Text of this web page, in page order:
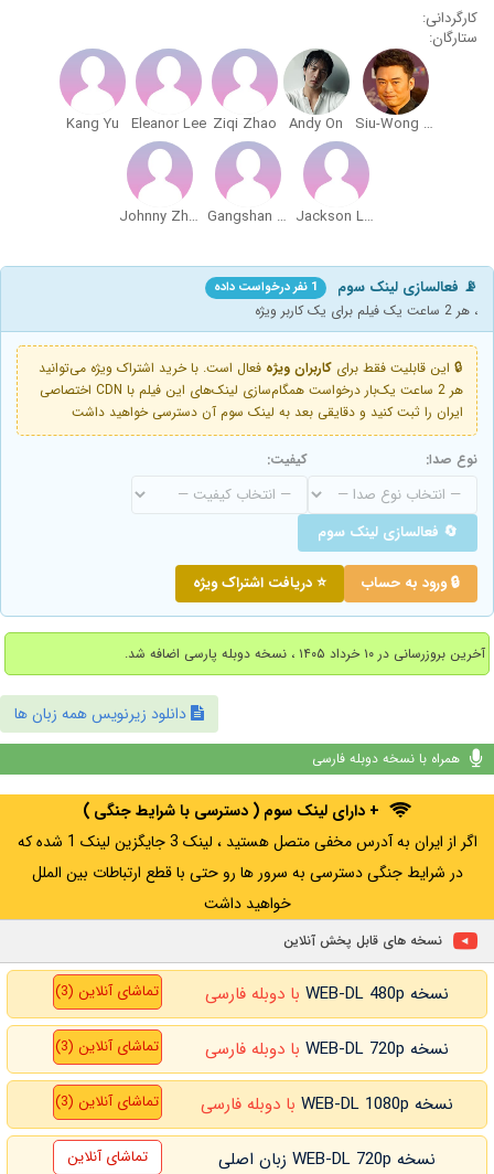
کارگردانی:
ستارگان:
Siu-Wong Fan
Andy On
Ziqi Zhao
Eleanor Lee
Kang Yu
Jackson Lou
Gangshan Jing
Johnny Zhao
📡 فعالسازی لینک سوم 1 نفر درخواست داده
، هر 2 ساعت یک فیلم برای یک کاربر ویژه
🔒 این قابلیت فقط برای کاربران ویژه فعال است. با خرید اشتراک ویژه می‌توانید
هر 2 ساعت یک‌بار درخواست همگام‌سازی لینک‌های این فیلم با CDN اختصاصی
ایران را ثبت کنید و دقایقی بعد به لینک سوم آن دسترسی خواهید داشت
نوع صدا: کیفیت:
🔄 فعالسازی لینک سوم
🔒 ورود به حساب ⭐ دریافت اشتراک ویژه
آخرین بروزرسانی در ۱۰ خرداد ۱۴۰۵ ، نسخه دوبله پارسی اضافه شد.
دانلود زیرنویس همه زبان ها
همراه با نسخه دوبله فارسی
+ دارای لینک سوم ( دسترسی با شرایط جنگی )
اگر از ایران به آدرس مخفی متصل هستید ، لینک 3 جایگزین لینک 1 شده که
در شرایط جنگی دسترسی به سرور ها رو حتی با قطع ارتباطات بین الملل
خواهید داشت
نسخه های قابل پخش آنلاین
نسخه WEB-DL 480p با دوبله فارسی تماشای آنلاین (3)
نسخه WEB-DL 720p با دوبله فارسی تماشای آنلاین (3)
نسخه WEB-DL 1080p با دوبله فارسی تماشای آنلاین (3)
نسخه WEB-DL 720p زبان اصلی تماشای آنلاین